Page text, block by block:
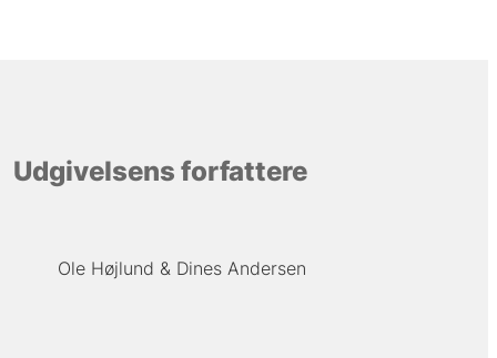
Udgivelsens forfattere
Ole Højlund Dines Andersen